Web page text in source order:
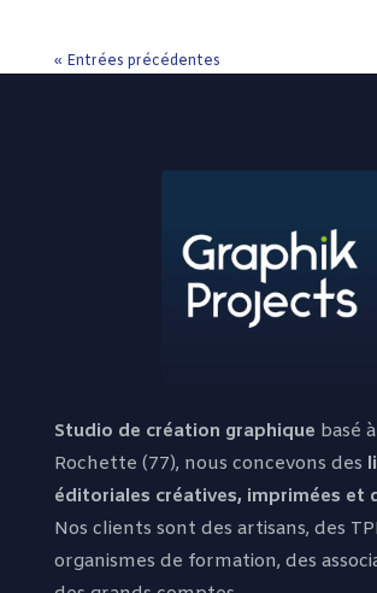
« Entrées précédentes
Studio de création graphique basé
Rochette (77), nous concevons des
éditoriales créatives, imprimées et
Nos clients sont des artisans, des
organismes de formation, des